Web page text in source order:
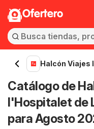
Ofertero
Halcón Viajes
Catálogo de
l'Hospitalet de
para Agosto